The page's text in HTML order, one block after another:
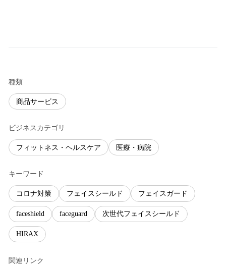
種類
商品サービス
ビジネスカテゴリ
フィットネス・ヘルスケア 医療・病院
キーワード
コロナ対策 フェイスシールド フェイスガード
faceshield faceguard 次世代フェイスシールド
HIRAX
関連リンク